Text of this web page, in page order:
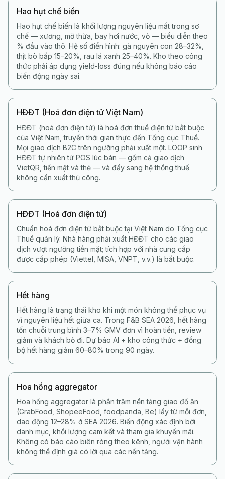
Hao hụt chế biến
Hao hụt chế biến là khối lượng nguyên liệu mất trong sơ
chế — xương, mỡ thừa, bay hơi nước, vỏ — biểu diễn theo
% đầu vào thô. Hệ số điển hình: gà nguyên con 28–32%,
thịt bò bắp 15–20%, rau lá xanh 25–40%. Kho theo công
thức phải áp dụng yield-loss đúng nếu không báo cáo
biến động ngày sai.
HĐĐT (Hoá đơn điện tử Việt Nam)
HĐĐT (hoá đơn điện tử) là hoá đơn thuế điện tử bắt buộc
của Việt Nam, truyền thời gian thực đến Tổng cục Thuế.
Mọi giao dịch B2C trên ngưỡng phải xuất một. LOOP sinh
HĐĐT tự nhiên từ POS lúc bán — gồm cả giao dịch
VietQR, tiền mặt và thẻ — và đẩy sang hệ thống thuế
không cần xuất thủ công.
HĐĐT (Hoá đơn điện tử)
Chuẩn hoá đơn điện tử bắt buộc tại Việt Nam do Tổng cục
Thuế quản lý. Nhà hàng phải xuất HĐĐT cho các giao
dịch vượt ngưỡng tiền mặt; tích hợp với nhà cung cấp
được cấp phép (Viettel, MISA, VNPT, v.v.) là bắt buộc.
Hết hàng
Hết hàng là trạng thái kho khi một món không thể phục vụ
vì nguyên liệu hết giữa ca. Trong F&B SEA 2026, hết hàng
tốn chuỗi trung bình 3–7% GMV đơn vì hoàn tiền, review
giảm và khách bỏ đi. Dự báo AI + kho công thức + đồng
bộ hết hàng giảm 60–80% trong 90 ngày.
Hoa hồng aggregator
Hoa hồng aggregator là phần trăm nền tảng giao đồ ăn
(GrabFood, ShopeeFood, foodpanda, Be) lấy từ mỗi đơn,
dao động 12–28% ở SEA 2026. Biến động xác định bởi
danh mục, khối lượng cam kết và tham gia khuyến mãi.
Không có báo cáo biên ròng theo kênh, người vận hành
không thể định giá có lời qua các nền tảng.